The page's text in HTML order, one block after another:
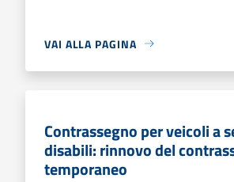
VAI ALLA PAGINA
Contrassegno per veicoli a
disabili: rinnovo del
temporaneo